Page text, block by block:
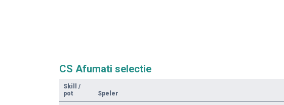
CS Afumati selectie
Skill
/
pot
Speler